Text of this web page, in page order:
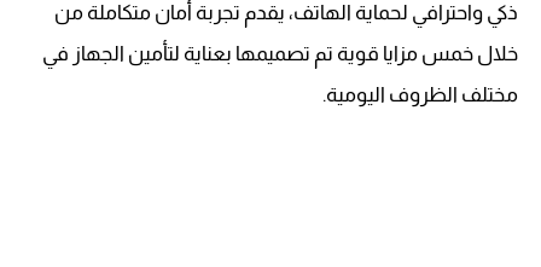
ذكي واحترافي لحماية الهاتف، يقدم تجربة أمان متكاملة من
خلال خمس مزايا قوية تم تصميمها بعناية لتأمين الجهاز في
مختلف الظروف اليومية.